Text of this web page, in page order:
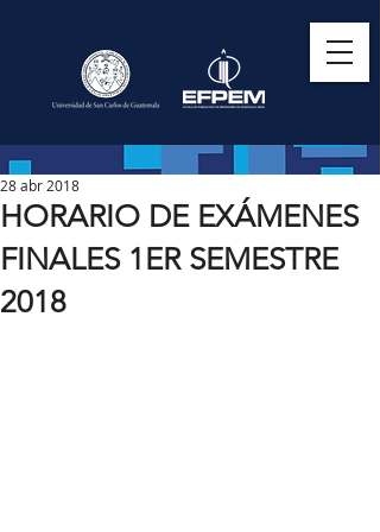
HORARIO DE EXÁMENES
FINALES 1ER SEMESTRE
2018
28 abr 2018